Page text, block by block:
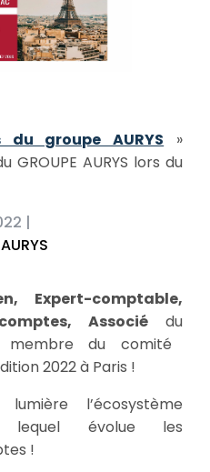
du groupe AURYS »
AURYS lors du
|
Expert-comptable,
Associé du
du comité
2022 à Paris !
l’écosystème
lequel évolue les
!